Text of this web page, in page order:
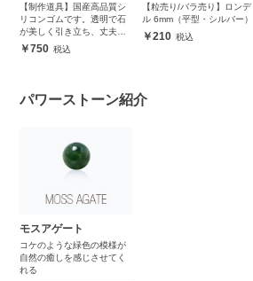
【制作道具】国産高品質シ
リコンゴムです。透明で石
が美しく引き立ち、丈夫で
安心750
【粒売り/バラ売り】ロンデ
ル 6mm（平型・シルバー）
210
パワーストーン紹介
モスアゲート
コケのような緑色の模様が
自然の癒しを感じさせてく
れる